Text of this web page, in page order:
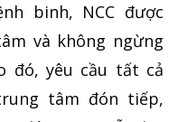
binh, NCC được
và không ngừng
đó, yêu cầu tất cả
tâm đón tiếp,